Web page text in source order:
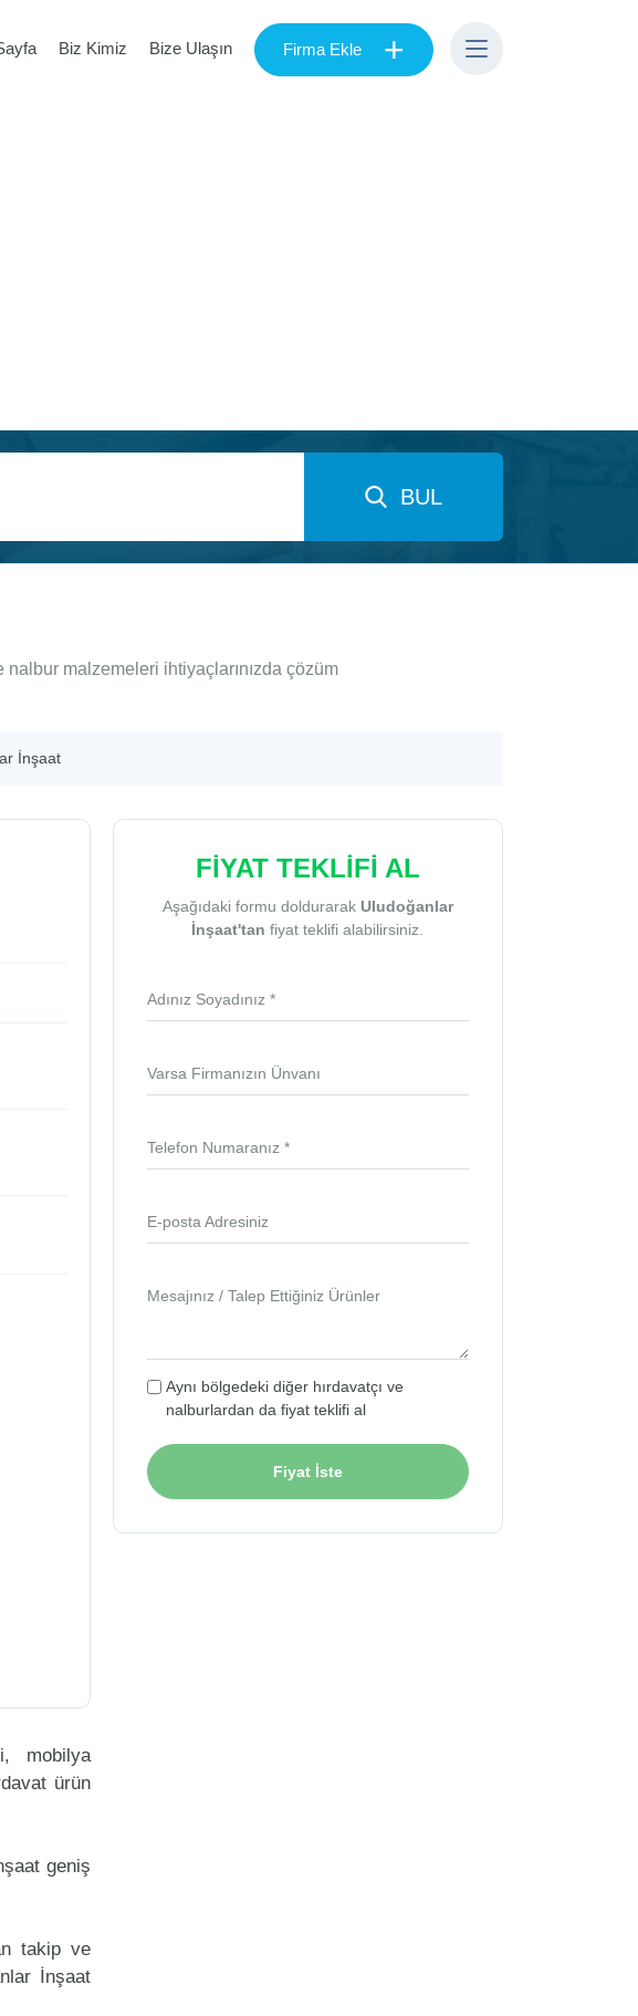
Biz Kimiz Bize Ulaşın Firma Ekle +
BUL
nalbur malzemeleri ihtiyaçlarınızda çözüm
İnşaat
mobilya
ürün
geniş
takip ve
İnşaat
FİYAT TEKLİFİ AL
Aşağıdaki formu doldurarak Uludoğanlar
İnşaat'tan fiyat teklifi alabilirsiniz.
Adınız Soyadınız *
Varsa Firmanızın Ünvanı
Telefon Numaranız *
E-posta Adresiniz
Mesajınız / Talep Ettiğiniz Ürünler
Aynı bölgedeki diğer hırdavatçı ve
nalburlardan da fiyat teklifi al
Fiyat İste